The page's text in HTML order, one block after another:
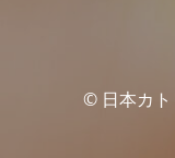
© 日本カト